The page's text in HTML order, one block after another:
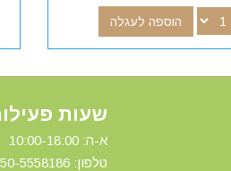
הוספה לעגלה
שעות
א-ה: 10:00-18:00
טלפון: 0 50-5558186